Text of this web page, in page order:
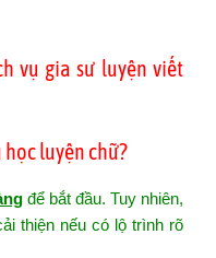
vụ gia sư luyện viết
luyện chữ?
để bắt đầu. Tuy nhiên,
thiện nếu có lộ trình rõ